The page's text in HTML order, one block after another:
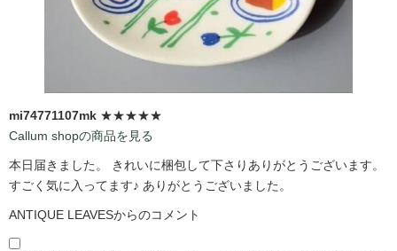
mi74771107mk ★★★★★
Callum shopの商品を見る
本日届きました。 きれいに梱包して下さりありがとうございます。
すごく気に入ってます♪ ありがとうございました。
ANTIQUE LEAVESからのコメント